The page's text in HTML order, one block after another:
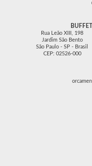
Rua Leão XIII, 198
Jardim São Bento
São Paulo - SP - Brasil
CEP: 02526-000